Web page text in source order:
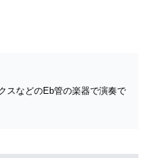
スなどのEb管の楽器で演奏で